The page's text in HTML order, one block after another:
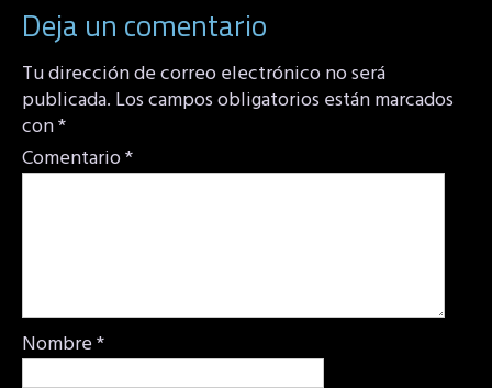
Deja un comentario
Tu dirección de correo electrónico no será
publicada. Los campos obligatorios están marcados
con*
Comentario*
Nombre*